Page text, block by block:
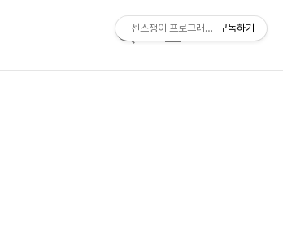
검
메
센스쟁이 프로그래머, 비트센스
구독하기